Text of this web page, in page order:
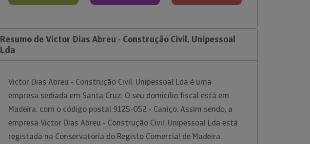
Resumo de Victor Dias Abreu - Construção Civil, Unipessoal
Lda
Victor Dias Abreu - Construção Civil, Unipessoal Lda é uma
empresa sediada em Santa Cruz. O seu domicílio fiscal está em
Madeira, com o código postal 9125-052 - Caniço. Assim sendo, a
empresa Victor Dias Abreu - Construção Civil, Unipessoal Lda está
registada na Conservatória do Registo Comercial de Madeira.